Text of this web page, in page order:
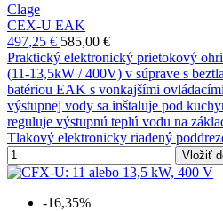
Clage
CEX-U EAK
497,25 € 585,00 €
Praktický elektronický prietokový
(11-13,5kW / 400V) v súprave s
batériou EAK s vonkajšími
výstupnej vody sa inštaluje pod
reguluje výstupnú teplú vodu na
Tlakový elektronicky riadený
Vložiť
-16,35%